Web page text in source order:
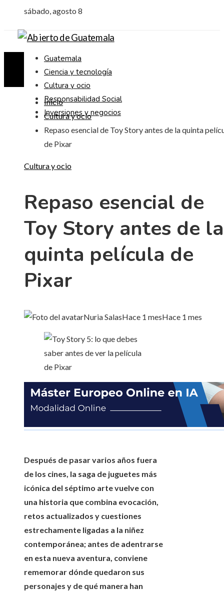
sábado, agosto 8
Guatemala
Ciencia y tecnología
Cultura y ocio
Responsabilidad Social
Inversiones y negocios
Inicio
Cultura y ocio
Repaso esencial de Toy Story antes de la quinta
de Pixar
Cultura y ocio
Repaso esencial de
Toy Story antes de la
quinta película de
Pixar
Nuria SalasHace 1 mesHace 1 mes
Después de pasar varios años fuera
de los cines, la saga de juguetes más
icónica del séptimo arte vuelve con
una historia que combina evocación,
retos actualizados y cuestiones
estrechamente ligadas a la niñez
contemporánea; antes de adentrarse
en esta nueva aventura, conviene
rememorar dónde quedaron sus
personajes y de qué manera han